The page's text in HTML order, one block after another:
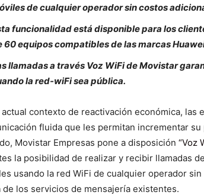
de cualquier operador sin costos
funcionalidad está disponible para los
60 equipos compatibles de las marcas
llamadas a través Voz WiFi de Movistar
la red-wiFi sea pública.
actual contexto de reactivación económica, las
fluida que les permitan incrementar
Movistar Empresas pone a disposición “Voz
la posibilidad de realizar y recibir llamadas
usando la red WiFi de cualquier operador
de los servicios de mensajería existentes.